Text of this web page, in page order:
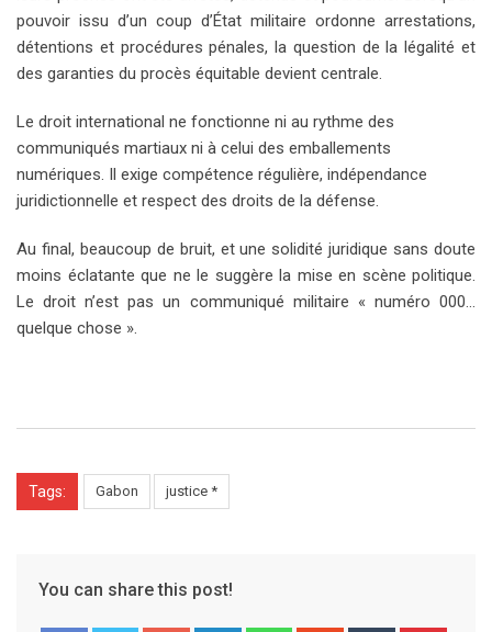
pouvoir issu d’un coup d’État militaire ordonne arrestations,
détentions et procédures pénales, la question de la légalité et
des garanties du procès équitable devient centrale.
Le droit international ne fonctionne ni au rythme des
communiqués martiaux ni à celui des emballements
numériques. Il exige compétence régulière, indépendance
juridictionnelle et respect des droits de la défense.
Au final, beaucoup de bruit, et une solidité juridique sans doute
moins éclatante que ne le suggère la mise en scène politique.
Le droit n’est pas un communiqué militaire « numéro 000…
quelque chose ».
Tags: Gabon justice *
You can share this post!